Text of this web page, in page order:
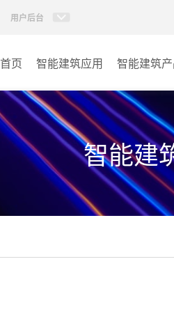
用户后台
首页 智能建筑应用 智能建筑
智能建筑
智能建